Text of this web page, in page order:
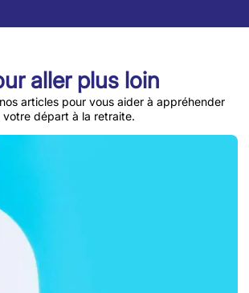
aller plus loin
articles pour vous aider à appréhender
votre départ à la retraite.